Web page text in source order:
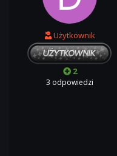
Użytkownik
2
3 odpowiedzi